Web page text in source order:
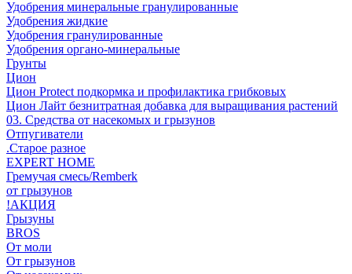
Удобрения минеральные гранулированные
Удобрения жидкие
Удобрения гранулированные
Удобрения органо-минеральные
Грунты
Цион
Цион Protect подкормка и профилактика грибковых
Цион Лайт безнитратная добавка для выращивания растений
03. Средства от насекомых и грызунов
Отпугиватели
.Старое разное
EXPERT HOME
Гремучая смесь/Remberk
от грызунов
!АКЦИЯ
Грызуны
BROS
От моли
От грызунов